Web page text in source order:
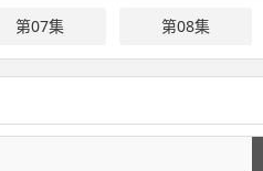
第07集 第08集